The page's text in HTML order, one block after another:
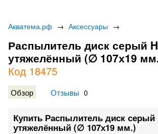
Акватема.рф → Аксессуары →
Распылитель диск серый
утяжелённый (∅ 107х19
Код 18475
Обзор Отзывы 0
Купить Распылитель диск серый
утяжелённый (∅ 107х19 мм.)